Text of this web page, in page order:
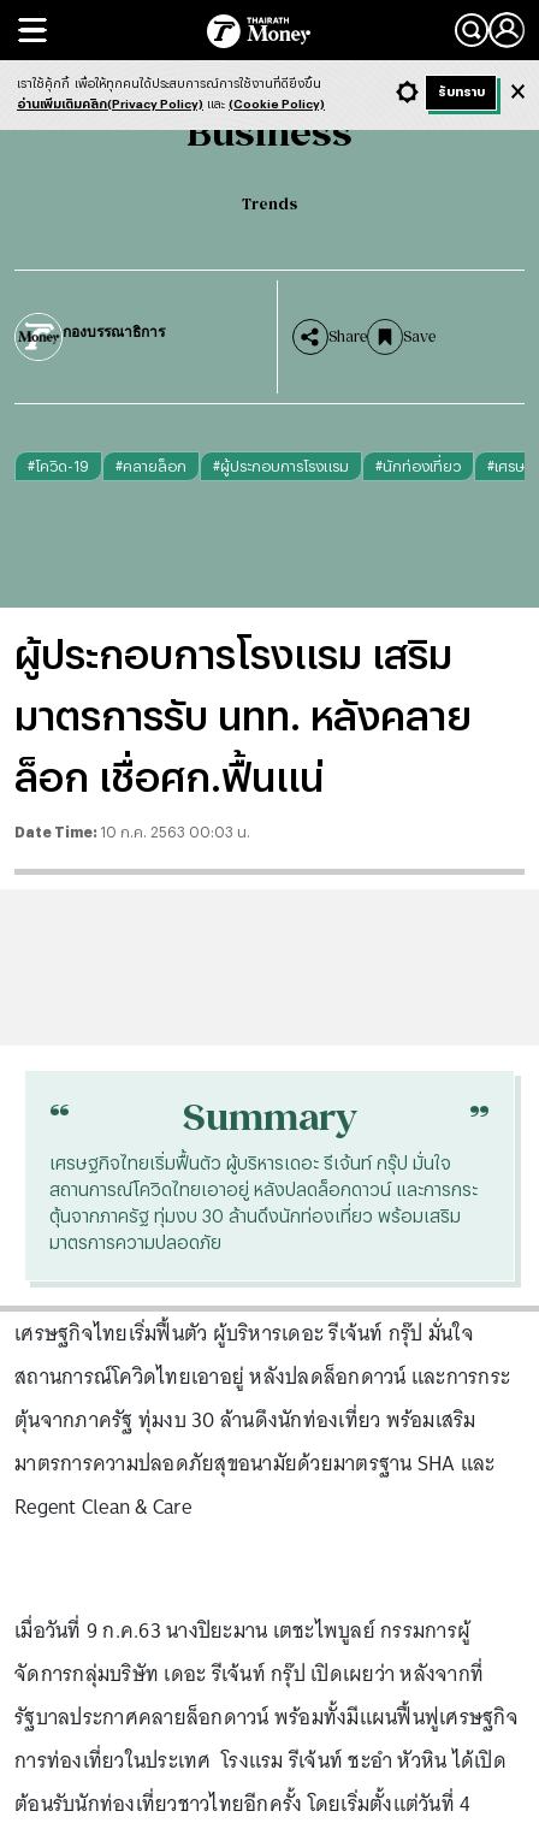
Search
Business Trends
Business
Trends
กองบรรณาธิการ Share Save
#โควิด-19 #คลายล็อก #ผู้ประกอบการโรงแรม #นักท่องเที่ยว #เศรษ
ผู้ประกอบการโรงแรม เสริม
มาตรการรับ นทท. หลังคลาย
ล็อก เชื่อศก.ฟื้นแน่
Date Time: 10 ก.ค. 2563 00:03 น.
- ก + ก Dark ฟังข่าว
“ Summary “
เศรษฐกิจไทยเริ่มฟื้นตัว ผู้บริหารเดอะ รีเจ้นท์ กรุ๊ป มั่นใจ
สถานการณ์โควิดไทยเอาอยู่ หลังปลดล็อกดาวน์ และการกระ
ตุ้นจากภาครัฐ ทุ่มงบ 30 ล้านดึงนักท่องเที่ยว พร้อมเสริม
มาตรการความปลอดภัย
เศรษฐกิจไทยเริ่มฟื้นตัว ผู้บริหารเดอะ รีเจ้นท์ กรุ๊ป มั่นใจ
สถานการณ์โควิดไทยเอาอยู่ หลังปลดล็อกดาวน์ และการกระ
ตุ้นจากภาครัฐ ทุ่มงบ 30 ล้านดึงนักท่องเที่ยว พร้อมเสริม
มาตรการความปลอดภัยสุขอนามัยด้วยมาตรฐาน SHA และ
Regent Clean & Care
เมื่อวันที่ 9 ก.ค.63 นางปิยะมาน เตชะไพบูลย์ กรรมการผู้
จัดการกลุ่มบริษัท เดอะ รีเจ้นท์ กรุ๊ป เปิดเผยว่า หลังจากที่
รัฐบาลประกาศคลายล็อกดาวน์ พร้อมทั้งมีแผนฟื้นฟูเศรษฐกิจ
การท่องเที่ยวในประเทศ โรงแรม รีเจ้นท์ ชะอำ หัวหิน ได้เปิด
ต้อนรับนักท่องเที่ยวชาวไทยอีกครั้ง โดยเริ่มตั้งแต่วันที่ 4
เราใช้คุ้กกี้ เพื่อให้ทุกคนได้ประสบการณ์การใช้งานที่ดียิ่งขึ้น
อ่านเพิ่มเติมคลิก(Privacy Policy) และ (Cookie Policy)
รับทราบ